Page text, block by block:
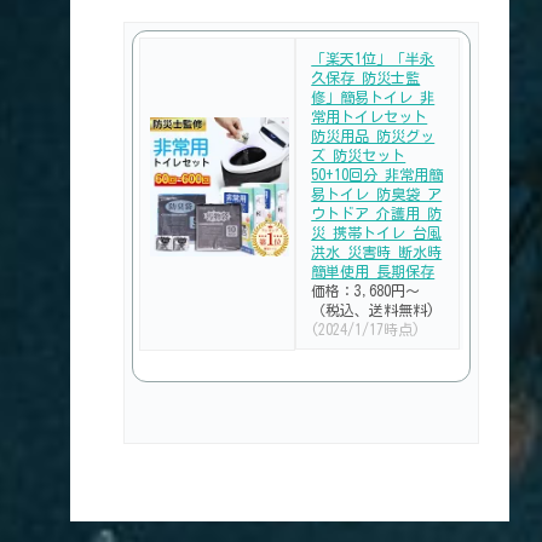
「楽天1位」「半永
久保存 防災士監
修」簡易トイレ 非
常用トイレセット
防災用品 防災グッ
ズ 防災セット
50+10回分 非常用簡
易トイレ 防臭袋 ア
ウトドア 介護用 防
災 携帯トイレ 台風
洪水 災害時 断水時
簡単使用 長期保存
価格：3,680円～
（税込、送料無料)
(2024/1/17時点)